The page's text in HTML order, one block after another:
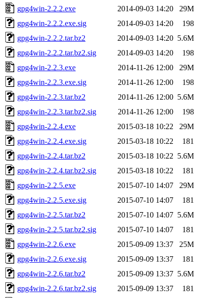
gpg4win-2.2.2.exe
2014-09-03 14:20
29M
gpg4win-2.2.2.exe.sig
2014-09-03 14:20
198
gpg4win-2.2.2.tar.bz2
2014-09-03 14:20 5.6M
gpg4win-2.2.2.tar.bz2.sig
2014-09-03 14:20
198
gpg4win-2.2.3.exe
2014-11-26 12:00
29M
gpg4win-2.2.3.exe.sig
2014-11-26 12:00
198
gpg4win-2.2.3.tar.bz2
2014-11-26 12:00 5.6M
gpg4win-2.2.3.tar.bz2.sig
2014-11-26 12:00
198
gpg4win-2.2.4.exe
2015-03-18 10:22
29M
gpg4win-2.2.4.exe.sig
2015-03-18 10:22
181
gpg4win-2.2.4.tar.bz2
2015-03-18 10:22 5.6M
gpg4win-2.2.4.tar.bz2.sig
2015-03-18 10:22
181
gpg4win-2.2.5.exe
2015-07-10 14:07
29M
gpg4win-2.2.5.exe.sig
2015-07-10 14:07
181
gpg4win-2.2.5.tar.bz2
2015-07-10 14:07 5.6M
gpg4win-2.2.5.tar.bz2.sig
2015-07-10 14:07
181
gpg4win-2.2.6.exe
2015-09-09 13:37
25M
gpg4win-2.2.6.exe.sig
2015-09-09 13:37
181
gpg4win-2.2.6.tar.bz2
2015-09-09 13:37 5.6M
gpg4win-2.2.6.tar.bz2.sig
2015-09-09 13:37
181